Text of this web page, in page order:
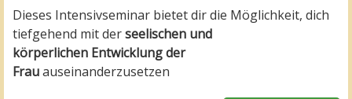
Dieses Intensivseminar bietet dir die Möglichkeit, dich
tiefgehend mit derseelischen und
körperlichen Entwicklung der
Frauauseinanderzusetzen